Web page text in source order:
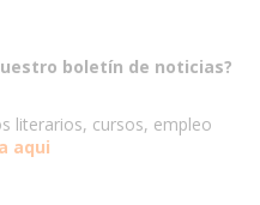
boletín de noticias?
literarios, cursos, empleo
aqui